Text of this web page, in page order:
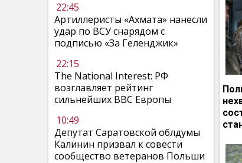
22:45
Артиллеристы «Ахмата» нанесли
удар по ВСУ снарядом с
подписью «За Геленджик»
22:15
The National Interest: РФ
возглавляет рейтинг
сильнейших ВВС Европы
10:49
Депутат Саратовской облдумы
Калинин призвал к совести
сообщество ветеранов Польши